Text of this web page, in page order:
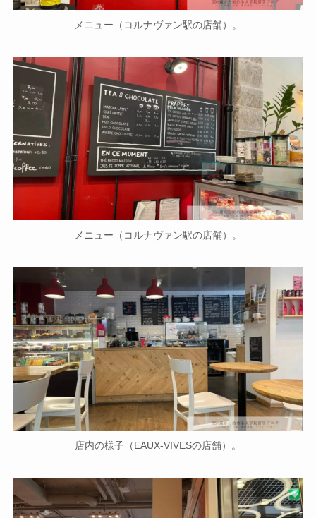
メニュー（コルナヴァン駅の店舗）。
メニュー（コルナヴァン駅の店舗）。
店内の様子（EAUX-VIVESの店舗）。